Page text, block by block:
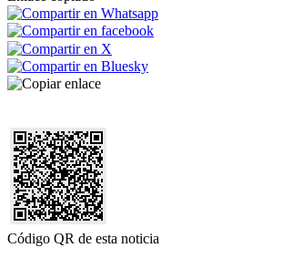
Código QR de esta noticia